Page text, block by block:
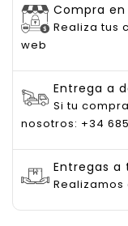
Compra
Realiza tus
web
Entrega a
Si tu
nosotros: +34
Entregas a
Realizamos